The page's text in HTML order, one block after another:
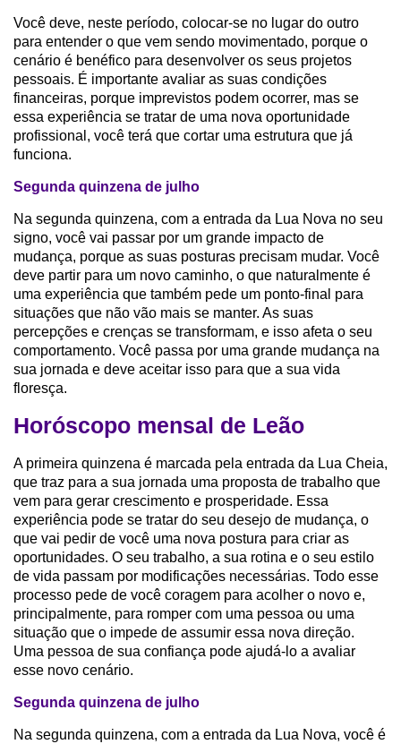
Você deve, neste período, colocar-se no lugar do outro
para entender o que vem sendo movimentado, porque o
cenário é benéfico para desenvolver os seus projetos
pessoais. É importante avaliar as suas condições
financeiras, porque imprevistos podem ocorrer, mas se
essa experiência se tratar de uma nova oportunidade
profissional, você terá que cortar uma estrutura que já
funciona.
Segunda quinzena de julho
Na segunda quinzena, com a entrada da Lua Nova no seu
signo, você vai passar por um grande impacto de
mudança, porque as suas posturas precisam mudar. Você
deve partir para um novo caminho, o que naturalmente é
uma experiência que também pede um ponto-final para
situações que não vão mais se manter. As suas
percepções e crenças se transformam, e isso afeta o seu
comportamento. Você passa por uma grande mudança na
sua jornada e deve aceitar isso para que a sua vida
floresça.
Horóscopo mensal de Leão
A primeira quinzena é marcada pela entrada da Lua Cheia,
que traz para a sua jornada uma proposta de trabalho que
vem para gerar crescimento e prosperidade. Essa
experiência pode se tratar do seu desejo de mudança, o
que vai pedir de você uma nova postura para criar as
oportunidades. O seu trabalho, a sua rotina e o seu estilo
de vida passam por modificações necessárias. Todo esse
processo pede de você coragem para acolher o novo e,
principalmente, para romper com uma pessoa ou uma
situação que o impede de assumir essa nova direção.
Uma pessoa de sua confiança pode ajudá-lo a avaliar
esse novo cenário.
Segunda quinzena de julho
Na segunda quinzena, com a entrada da Lua Nova, você é